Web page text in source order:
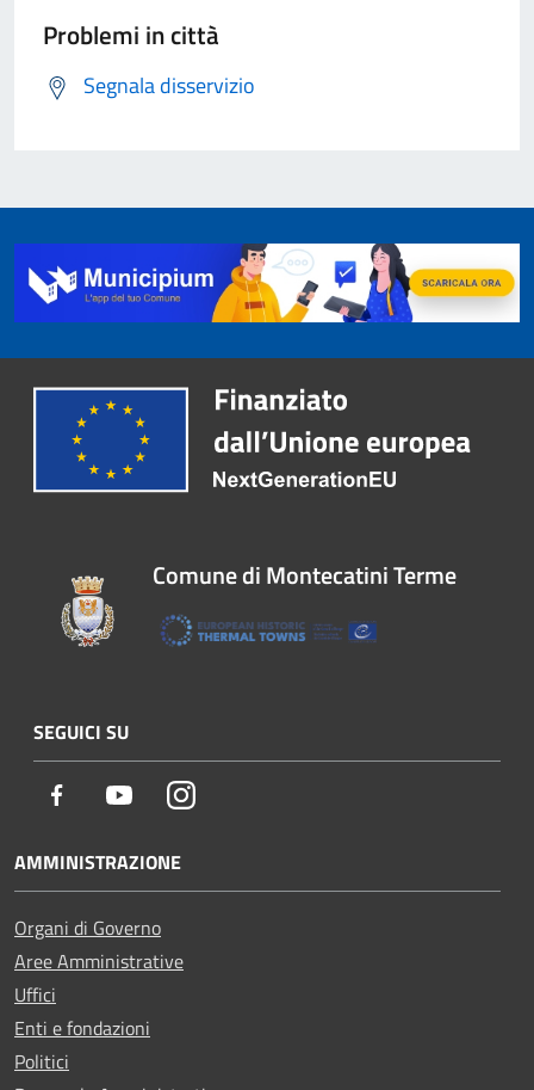
Problemi in città
Segnala disservizio
Comune di Montecatini Terme
SEGUICI SU
Facebook YoutubeInstagram
AMMINISTRAZIONE
Organi di Governo
Aree Amministrative
Uffici
Enti e fondazioni
Politici